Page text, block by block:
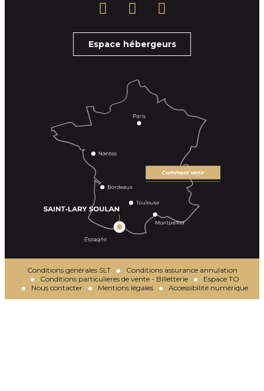
Espace hébergeurs
Conditions générales SLT
Conditions assurance annulation
Conditions particulieres de vente - Billetterie
Espace TO
Nous contacter
Mentions légales Accessibilité numérique